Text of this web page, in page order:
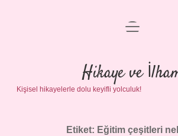
Anasayfa
Gizlilik Politikası
Yasal Uyarı
menüyü
Hikaye ve
Kişisel hikayelerle dolu keyifli yolculuk!
Etiket: Eğitim çeşitleri